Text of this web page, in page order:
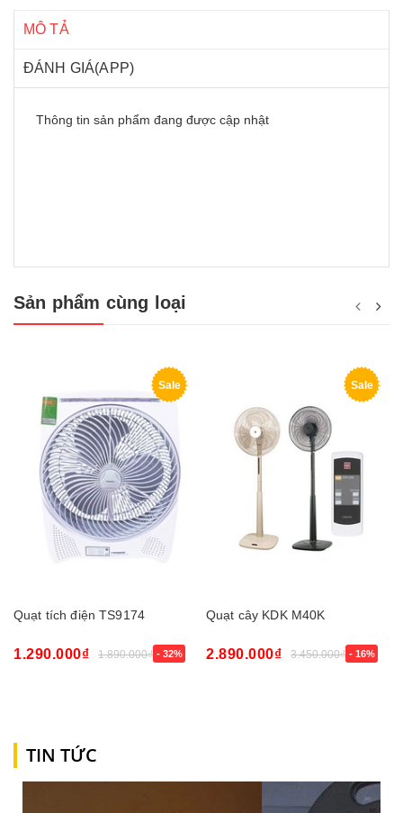
MÔ TẢ
ĐÁNH GIÁ(APP)
Thông tin sản phẩm đang được cập nhật
Sản phẩm cùng loại
Sale
Quạt tích điện TS9174
1.290.000₫ 1.890.000₫ - 32%
Sale
Quạt cây KDK M40K
2.890.000₫ 3.450.000₫ - 16%
TIN TỨC